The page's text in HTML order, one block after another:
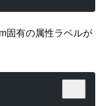
固有の属性ラベルが